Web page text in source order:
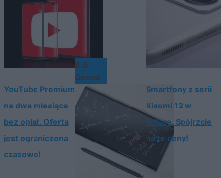
YouTube Premium
na dwa miesiące
bez opłat. Oferta
jest ograniczona
czasowo!
9.5
Ocena
Smartfony z serii
Xiaomi 12 w
Polsce. Spójrzcie
na te ceny!